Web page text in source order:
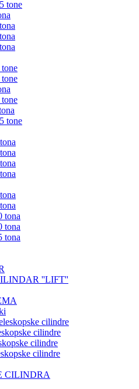
tone
tone
tona
tona
tona
''LIFT''
cilindre
cilindre
cilindre
cilindre
CILINDRA